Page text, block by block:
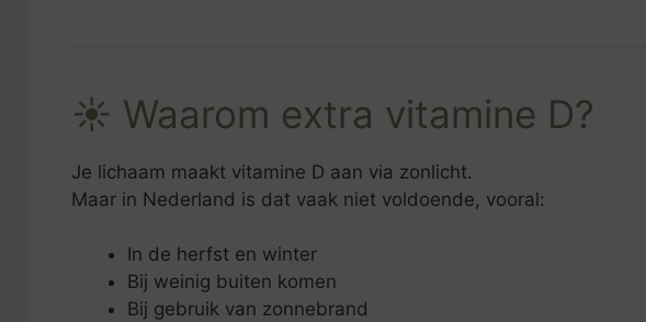
☀️ Waarom extra vitamine D?
Je lichaam maakt vitamine D aan via zonlicht.
Maar in Nederland is dat vaak niet voldoende, vooral:
In de herfst en winter
Bij weinig buiten komen
Bij gebruik van zonnebrand